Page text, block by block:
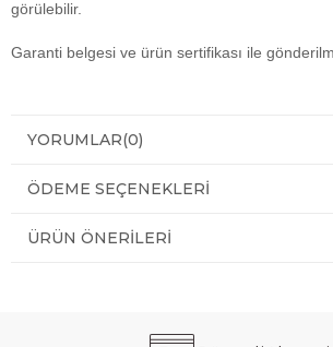
görülebilir.
Garanti belgesi ve ürün sertifikası ile
YORUMLAR(0)
ÖDEME SEÇENEKLERI
ÜRÜN ÖNERILERI